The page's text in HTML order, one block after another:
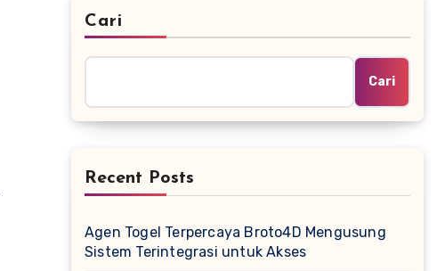
Cari
Cari
Recent Posts
Agen Togel Terpercaya Broto4D Mengusung
Sistem Terintegrasi untuk Akses